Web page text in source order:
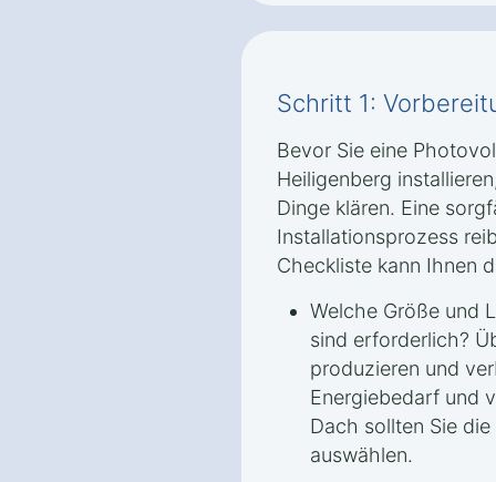
Schritt 1:
Bevor Sie eine
Heiligenberg
Dinge klären. Eine
Installationsprozess
Checkliste kann Ihnen
Welche Größe und
sind erforderlich?
produzieren und
Energiebedarf und
Dach sollten Sie
auswählen.